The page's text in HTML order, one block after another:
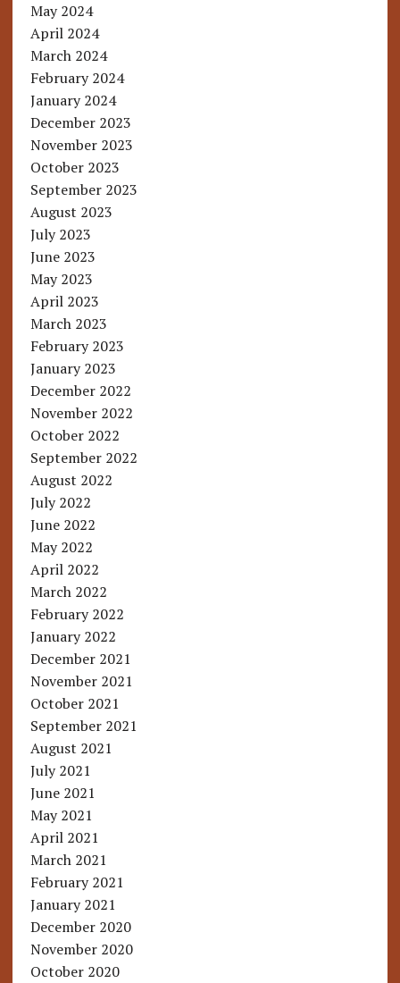
May 2024
April 2024
March 2024
February 2024
January 2024
December 2023
November 2023
October 2023
September 2023
August 2023
July 2023
June 2023
May 2023
April 2023
March 2023
February 2023
January 2023
December 2022
November 2022
October 2022
September 2022
August 2022
July 2022
June 2022
May 2022
April 2022
March 2022
February 2022
January 2022
December 2021
November 2021
October 2021
September 2021
August 2021
July 2021
June 2021
May 2021
April 2021
March 2021
February 2021
January 2021
December 2020
November 2020
October 2020